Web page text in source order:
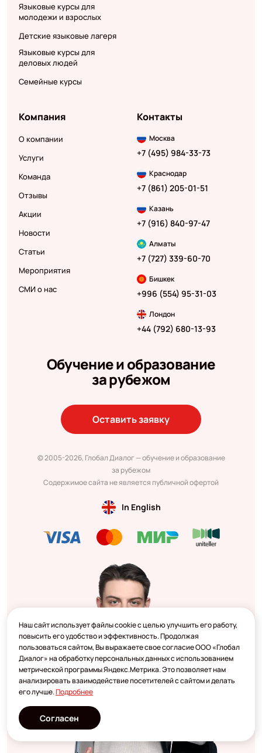
Языковые курсы для
молодежи и взрослых
Детские языковые лагеря
Языковые курсы для
деловых людей
Семейные курсы
Компания
О компании
Услуги
Команда
Отзывы
Акции
Новости
Статьи
Мероприятия
СМИ о нас
Контакты
Москва
+7 (495) 984-33-73
Краснодар
+7 (861) 205-01-51
Казань
+7 (916) 840-97-47
Алматы
+7 (727) 339-60-70
Бишкек
+996 (554) 95-31-03
Лондон
+44 (792) 680-13-93
Обучение и образование
за рубежом
Оставить заявку
© 2005-2026, Глобал Диалог — обучение и образование
за рубежом
Содержимое сайта не является публичной офертой
In English
Наш сайт использует файлы cookie с целью улучшить его работу,
повысить его удобство и эффективность. Продолжая
пользоваться сайтом, Вы выражаете свое согласие ООО «Глобал
Диалог» на обработку персональных данных с использованием
метрической программы Яндекс.Метрика. Это позволяет нам
анализировать взаимодействие посетителей с сайтом и делать
его лучше.Подробнее
Согласен